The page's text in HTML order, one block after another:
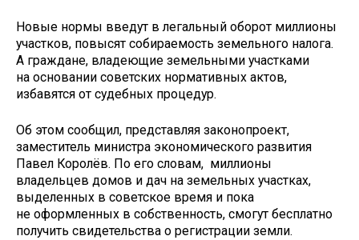
Новые нормы введут в легальный оборот миллионы
участков, повысят собираемость земельного налога.
А граждане, владеющие земельными участками
на основании советских нормативных актов,
избавятся от судебных процедур.
Об этом сообщил, представляя законопроект,
заместитель министра экономического развития
Павел Королёв. По его словам, миллионы
владельцев домов и дач на земельных участках,
выделенных в советское время и пока
не оформленных в собственность, смогут бесплатно
получить свидетельства о регистрации земли.